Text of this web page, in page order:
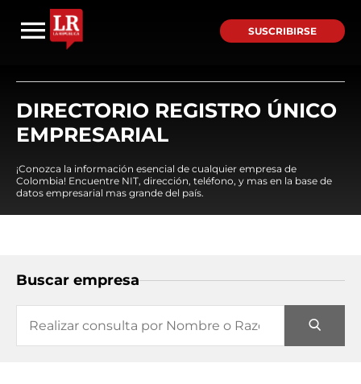
SUSCRIBIRSE
DIRECTORIO REGISTRO ÚNICO
EMPRESARIAL
¡Conozca la información esencial de cualquier empresa de
Colombia! Encuentre NIT, dirección, teléfono, y mas en la base de
datos empresarial mas grande del país.
Buscar empresa